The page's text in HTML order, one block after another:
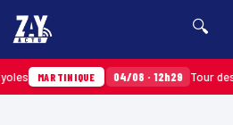
🔍
MARTINIQUE 04/08 · 12h29 Tour des